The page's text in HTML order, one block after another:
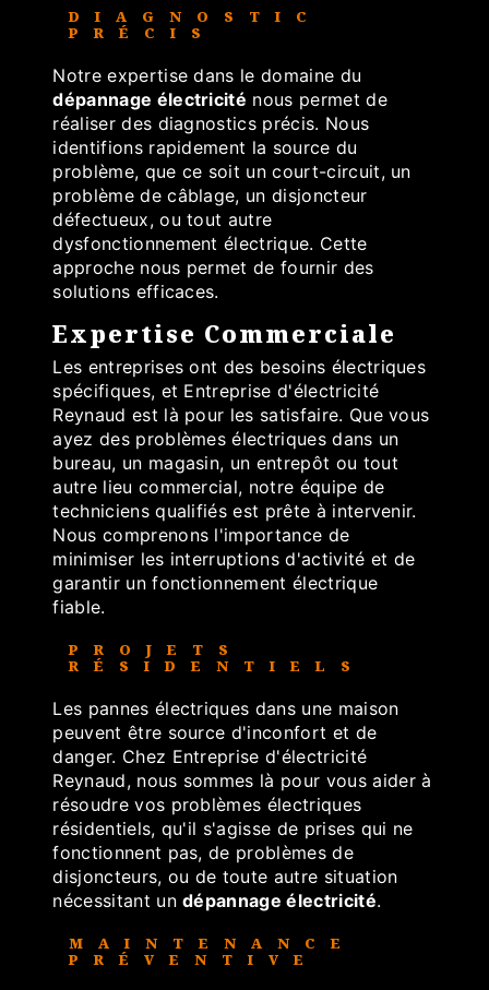
DIAGNOSTIC
PRÉCIS
Notre expertise dans le domaine du
dépannage électricité nous permet de
réaliser des diagnostics précis. Nous
identifions rapidement la source du
problème, que ce soit un court-circuit, un
problème de câblage, un disjoncteur
défectueux, ou tout autre
dysfonctionnement électrique. Cette
approche nous permet de fournir des
solutions efficaces.
Expertise Commerciale
Les entreprises ont des besoins électriques
spécifiques, et Entreprise d'électricité
Reynaud est là pour les satisfaire. Que vous
ayez des problèmes électriques dans un
bureau, un magasin, un entrepôt ou tout
autre lieu commercial, notre équipe de
techniciens qualifiés est prête à intervenir.
Nous comprenons l'importance de
minimiser les interruptions d'activité et de
garantir un fonctionnement électrique
fiable.
PROJETS
RÉSIDENTIELS
Les pannes électriques dans une maison
peuvent être source d'inconfort et de
danger. Chez Entreprise d'électricité
Reynaud, nous sommes là pour vous aider à
résoudre vos problèmes électriques
résidentiels, qu'il s'agisse de prises qui ne
fonctionnent pas, de problèmes de
disjoncteurs, ou de toute autre situation
nécessitant undépannage électricité.
MAINTENANCE
PRÉVENTIVE